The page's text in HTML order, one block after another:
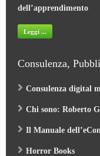
dell’apprendimento
Leggi ...
Consulenza,
Consulenza digital
Chi sono: Roberto
Il Manuale
Horror Books